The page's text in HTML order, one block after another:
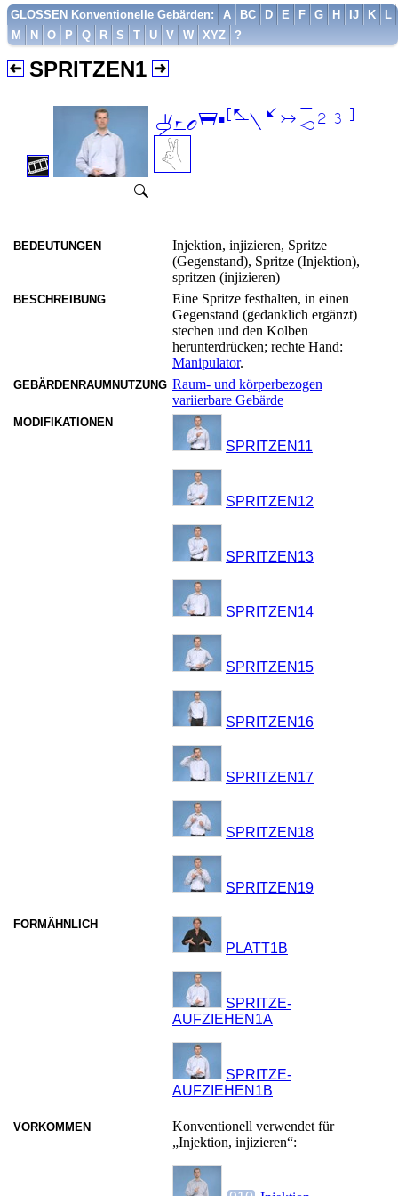
GLOSSEN Konventionelle Gebärden: A BC D E F G H IJ K
L
M
N O P Q R S T U V W XYZ ?
SPRITZEN1

BEDEUTUNGEN
Injektion, injizieren, Spritze
(Gegenstand), Spritze (Injektion),
spritzen (injizieren)
BESCHREIBUNG
Eine Spritze festhalten, in einen
Gegenstand (gedanklich ergänzt)
stechen und den Kolben
herunterdrücken; rechte Hand:
Manipulator.
GEBÄRDENRAUMNUTZUNG Raum- und körperbezogen
variierbare Gebärde
MODIFIKATIONEN
SPRITZEN11
SPRITZEN12
SPRITZEN13
SPRITZEN14
SPRITZEN15
SPRITZEN16
SPRITZEN17
SPRITZEN18
SPRITZEN19
FORMÄHNLICH
PLATT1B
SPRITZE-
AUFZIEHEN1A
SPRITZE-
AUFZIEHEN1B
VORKOMMEN
Konventionell verwendet für
„Injektion, injizieren“: